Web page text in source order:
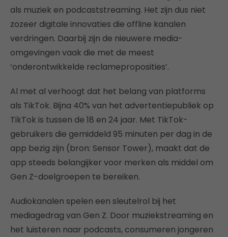
als muziek en podcaststreaming. Het zijn dus niet
zozeer digitale innovaties die offline kanalen
verdringen. Daarbij zijn de nieuwere media-
omgevingen vaak die met de meest
‘onderontwikkelde reclameproposities’.
Al met al verhoogt dat het belang van platforms
als TikTok. Bijna 40% van het advertentiepubliek op
TikTok is tussen de 18 en 24 jaar. Met TikTok-
gebruikers die gemiddeld 95 minuten per dag in de
app bezig zijn (bron: Sensor Tower), maakt dat de
app steeds belangijker voor merken als middel om
Gen Z-doelgroepen te bereiken.
Audiokanalen spelen een sleutelrol bij het
mediagedrag van Gen Z. Door muziekstreaming en
het luisteren naar podcasts, consumeren jongeren